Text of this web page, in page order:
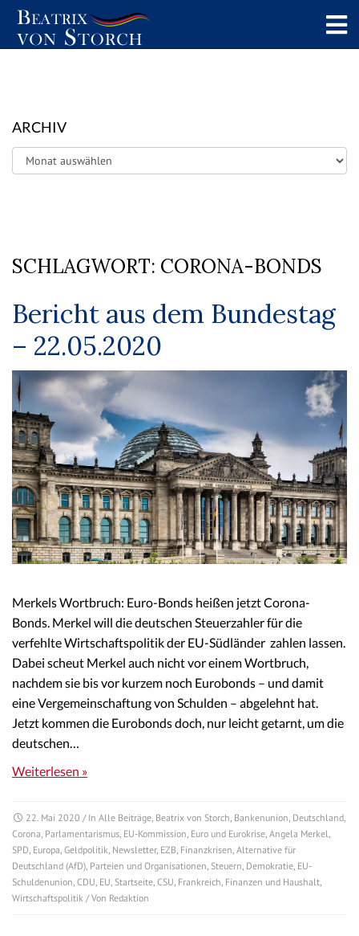
ARCHIV
Archiv
SCHLAGWORT: CORONA-BONDS
Bericht aus dem Bundestag
– 22.05.2020
Merkels Wortbruch: Euro-Bonds heißen jetzt Corona-
Bonds. Merkel will die deutschen Steuerzahler für die
verfehlte Wirtschaftspolitik der EU-Südländer zahlen lassen.
Dabei scheut Merkel auch nicht vor einem Wortbruch,
nachdem sie bis vor kurzem noch Eurobonds – und damit
eine Vergemeinschaftung von Schulden – abgelehnt hat.
Jetzt kommen die Eurobonds doch, nur leicht getarnt, um die
deutschen…
Weiterlesen »
22. Mai 2020 / In Alle Beiträge, Beatrix von Storch, Bankenunion, Deutschland,
Corona, Parlamentarismus, EU-Kommission, Euro und Eurokrise, Angela Merkel,
SPD, Europa, Geldpolitik, Newsletter, EZB, Finanzkrisen, Alternative für
Deutschland (AfD), Parteien und Organisationen, Steuern, Demokratie, EU-
Schuldenunion, CDU, EU, Startseite, CSU, Frankreich, Finanzen und Haushalt,
Wirtschaftspolitik / Von Redaktion